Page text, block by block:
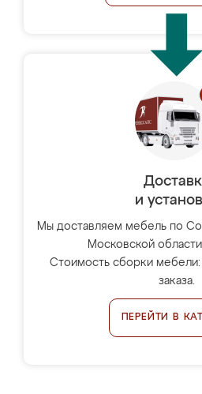
и
Мы доставляем мебель по
Московской
Стоимость сборки
заказа.
ПЕРЕЙТИ В